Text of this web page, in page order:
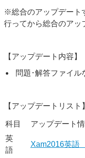
※総合のアップデート
行ってから総合のアッ
【アップデート内容】
問題･解答ファイル
【アップデートリスト】
科目 アップデート
英
語
Xam2016英語